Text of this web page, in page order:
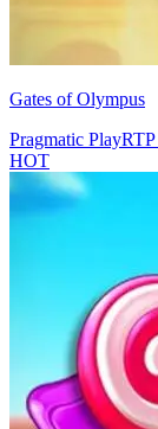
Gates of Olympus
Pragmatic PlayRTP
HOT